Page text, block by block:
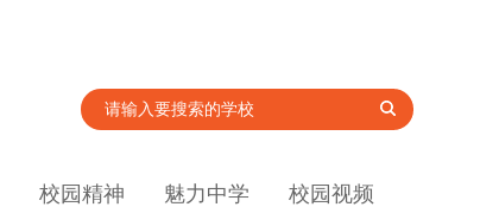
校园精神 魅力中学 校园视频